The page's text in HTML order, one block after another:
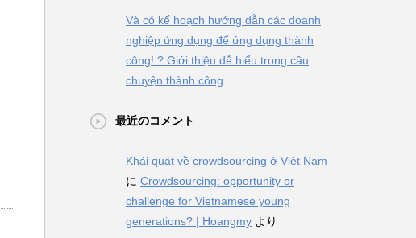
Và có kế hoạch hướng dẫn các doanh
nghiệp ứng dụng để ứng dụng thành
công! ? Giới thiệu dễ hiểu trong câu
chuyện thành công
最近のコメント
Khái quát về crowdsourcing ở Việt Nam
に Crowdsourcing: opportunity or
challenge for Vietnamese young
generations? | Hoangmy より